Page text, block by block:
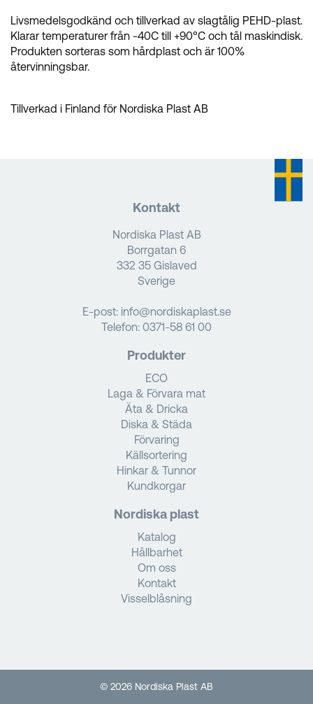
Livsmedelsgodkänd och tillverkad av slagtålig PEHD-plast.
Klarar temperaturer från -40C till +90°C och tål maskindisk.
Produkten sorteras som hårdplast och är 100%
återvinningsbar.
Tillverkad i Finland för Nordiska Plast AB
Kontakt
Nordiska Plast AB
Borrgatan 6
332 35 Gislaved
Sverige
E-post: info@nordiskaplast.se
Telefon: 0371-58 61 00
Produkter
ECO
Laga & Förvara mat
Äta & Dricka
Diska & Städa
Förvaring
Källsortering
Hinkar & Tunnor
Kundkorgar
Nordiska plast
Katalog
Hållbarhet
Om oss
Kontakt
Visselblåsning
© 2026 Nordiska Plast AB